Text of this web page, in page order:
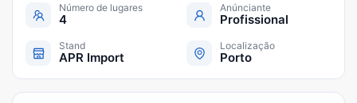
Número de lugares
4
Anúnciante
Profissional
Stand
APR Import
Localização
Porto